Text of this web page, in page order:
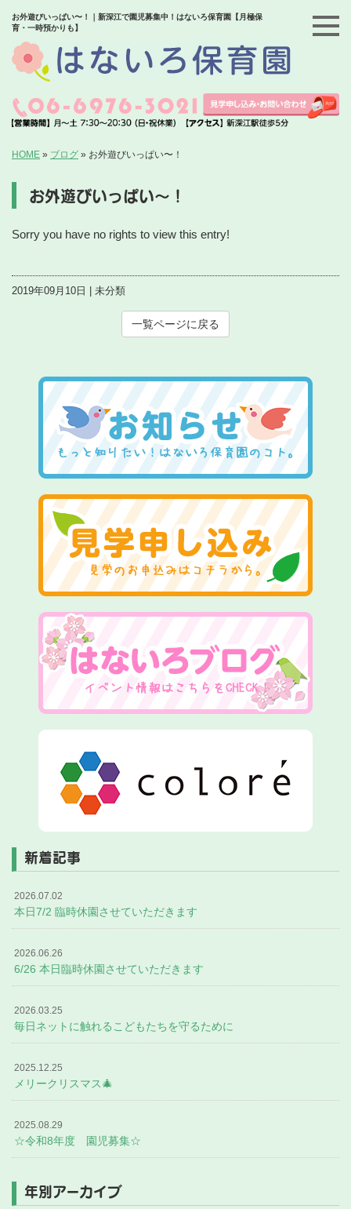
お外遊びいっぱい〜！｜新深江で園児募集中！はないろ保育園【月極保
育・一時預かりも】
HOME » ブログ » お外遊びいっぱい〜！
お外遊びいっぱい〜！
Sorry you have no rights to view this entry!
2019年09月10日 | 未分類
一覧ページに戻る
新着記事
2026.07.02
本日7/2 臨時休園させていただきます
2026.06.26
6/26 本日臨時休園させていただきます
2026.03.25
毎日ネットに触れるこどもたちを守るために
2025.12.25
メリークリスマス🎄
2025.08.29
☆令和8年度 園児募集☆
年別アーカイブ